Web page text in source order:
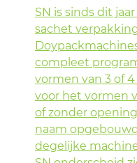
SN is sinds dit
sachet
compleet
vormen van 3 of
voor het vormen
of zonder
naam
degelijke